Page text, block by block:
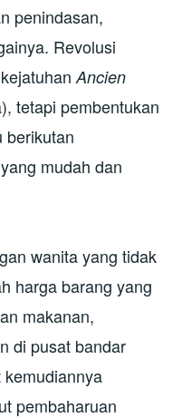
penindasan,
Revolusi
Ancien
tetapi pembentukan
berikutan
mudah dan
wanita yang tidak
harga barang yang
makanan,
di pusat bandar
kemudiannya
pembaharuan